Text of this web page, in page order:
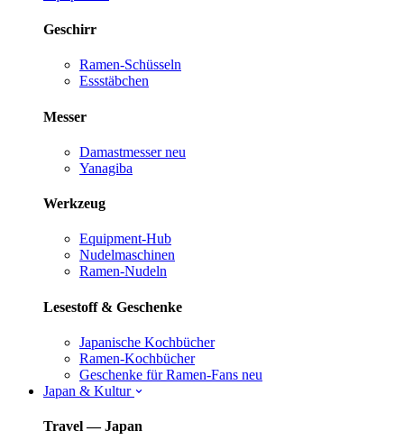
Geschirr
Ramen-Schüsseln
Essstäbchen
Messer
Damastmesser neu
Yanagiba
Werkzeug
Equipment-Hub
Nudelmaschinen
Ramen-Nudeln
Lesestoff & Geschenke
Japanische Kochbücher
Ramen-Kochbücher
Geschenke für Ramen-Fans neu
Japan & Kultur
Travel — Japan